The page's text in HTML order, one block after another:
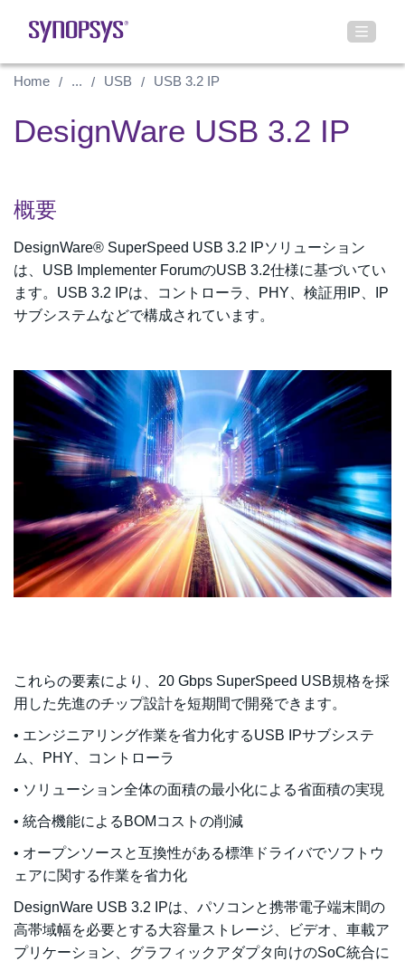
Home ... USB USB 3.2 IP
DesignWare USB 3.2 IP
概要
DesignWare® SuperSpeed USB 3.2 IPソリューション
は、USB Implementer ForumのUSB 3.2仕様に基づいてい
ます。USB 3.2 IPは、コントローラ、PHY、検証用IP、IP
サブシステムなどで構成されています。
これらの要素により、20 Gbps SuperSpeed USB規格を採
用した先進のチップ設計を短期間で開発できます。
• エンジニアリング作業を省力化するUSB IPサブシステ
ム、PHY、コントローラ
• ソリューション全体の面積の最小化による省面積の実現
• 統合機能によるBOMコストの削減
• オープンソースと互換性がある標準ドライバでソフトウ
ェアに関する作業を省力化
DesignWare USB 3.2 IPは、パソコンと携帯電子端末間の
高帯域幅を必要とする大容量ストレージ、ビデオ、車載ア
プリケーション、グラフィックアダプタ向けのSoC統合に